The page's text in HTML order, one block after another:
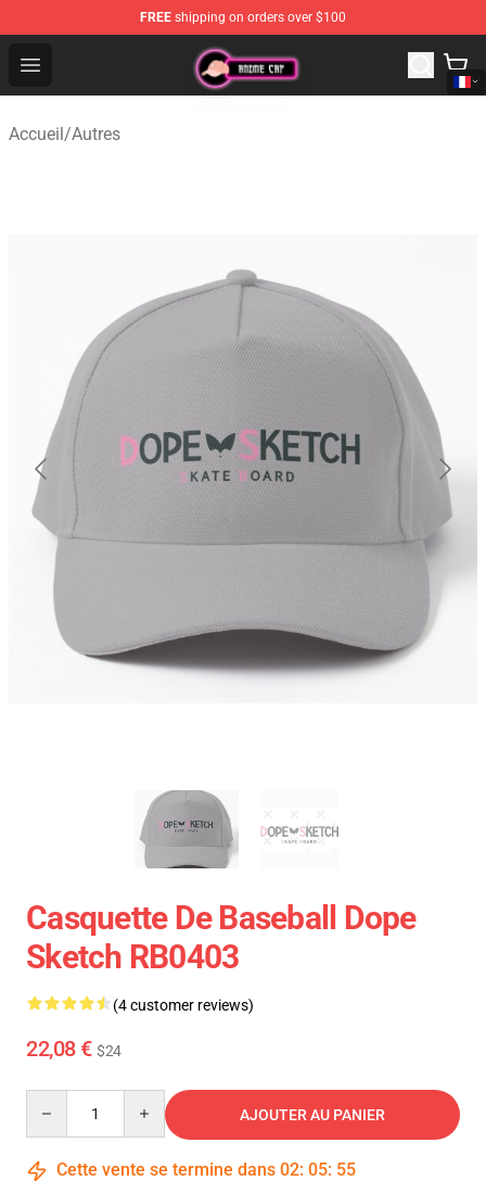
FREE shipping on orders over $100
Open menu
Anime Cap Shop - The Best Store of Anime Cap
Accueil/Autres
Casquette De Baseball Dope
Sketch RB0403
(4 customer reviews)
22,08 € $24
AJOUTER AU PANIER
Cette vente se termine dans 02: 05: 54